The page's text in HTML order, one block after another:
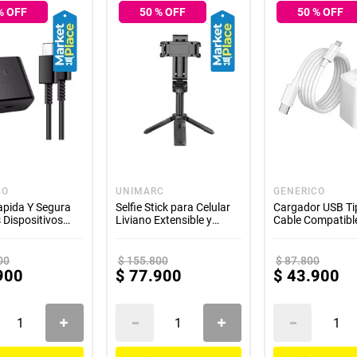
garantía de este producto es exclusivamente por defectos de fábrica,
La garantía se tramitará bajo las políticas, términos y condiciones
OFF
Y Segura
Dispositivos
50% OFF
UNIMARC
Selfie Stick para Celular
Liviano Extensible y
$155.800
$ 77.900
50% OFF
GENERICO
Cargador USB
Cable
$87.800
$ 43.900